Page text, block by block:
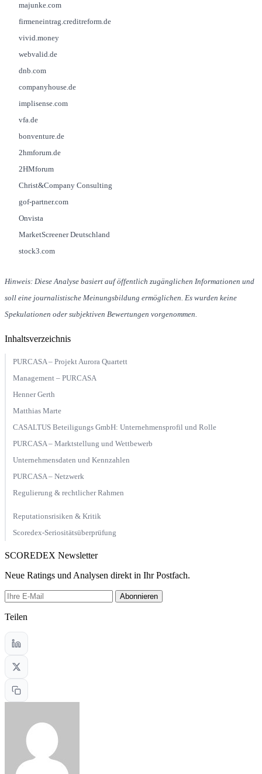
majunke.com
firmeneintrag.creditreform.de
vivid.money
webvalid.de
dnb.com
companyhouse.de
implisense.com
vfa.de
bonventure.de
2hmforum.de
2HMforum
Christ&Company Consulting
gof-partner.com
Onvista
MarketScreener Deutschland
stock3.com
Hinweis: DieseAnalyse basiert auföffentlich zugänglichen Informationen und
soll eine journalistische Meinungsbildung ermöglichen. Es wurden keine
Spekulationen oder subjektiven Bewertungen vorgenommen.
Inhaltsverzeichnis
PURCASA – Projekt Aurora Quartett
Management – PURCASA
Henner Gerth
Matthias Marte
CASALTUS Beteiligungs GmbH: Unternehmensprofil und Rolle
PURCASA – Marktstellung und Wettbewerb
Unternehmensdaten und Kennzahlen
PURCASA – Netzwerk
Regulierung & rechtlicher Rahmen
Reputationsrisiken & Kritik
Scoredex-Seriositätsüberprüfung
SCOREDEX Newsletter
Neue Ratings und Analysen direkt in Ihr Postfach.
Abonnieren
Teilen